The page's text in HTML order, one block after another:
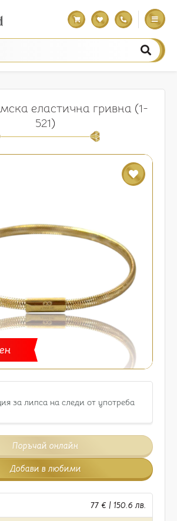
еластична гривна (1-
521)
за липса на следи от употреба
Поръчай онлайн
Добави в любими
77 € | 150.6 лв.